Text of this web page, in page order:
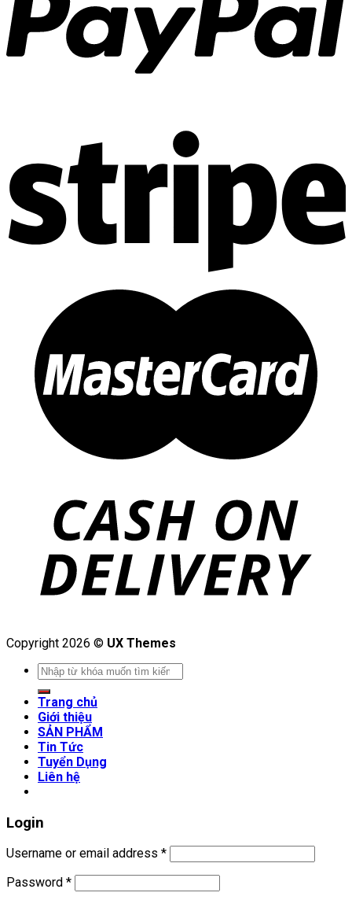
Copyright 2026 © UX Themes
Search
for:
Trang chủ
Giới thiệu
SẢN PHẨM
Tin Tức
Tuyển Dụng
Liên hệ
Login
Username or email address *
Password *